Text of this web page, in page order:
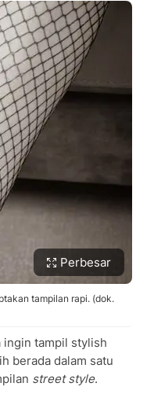
Perbesar
tampilan rapi. (dok.
ingin tampil stylish
berada dalam satu
street style.